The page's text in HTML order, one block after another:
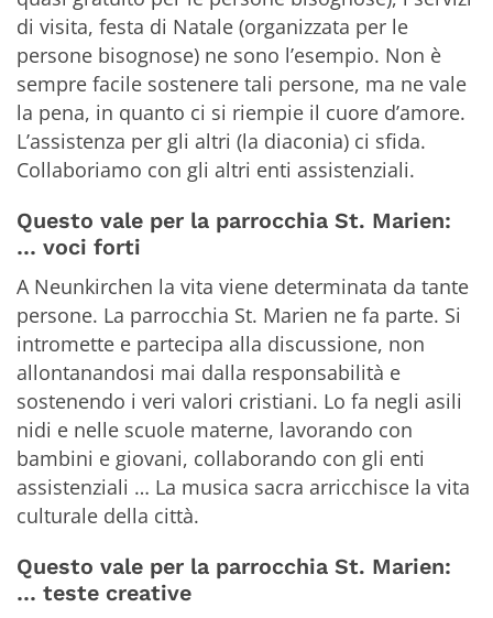
di visita, festa di Natale (organizzata per le
persone bisognose) ne sono l’esempio. Non è
sempre facile sostenere tali persone, ma ne vale
la pena, in quanto ci si riempie il cuore d’amore.
L’assistenza per gli altri (la diaconia) ci sfida.
Collaboriamo con gli altri enti assistenziali.
Questo vale per la parrocchia St. Marien:
… voci forti
A Neunkirchen la vita viene determinata da tante
persone. La parrocchia St. Marien ne fa parte. Si
intromette e partecipa alla discussione, non
allontanandosi mai dalla responsabilità e
sostenendo i veri valori cristiani. Lo fa negli asili
nidi e nelle scuole materne, lavorando con
bambini e giovani, collaborando con gli enti
assistenziali … La musica sacra arricchisce la vita
culturale della città.
Questo vale per la parrocchia St. Marien:
… teste creative